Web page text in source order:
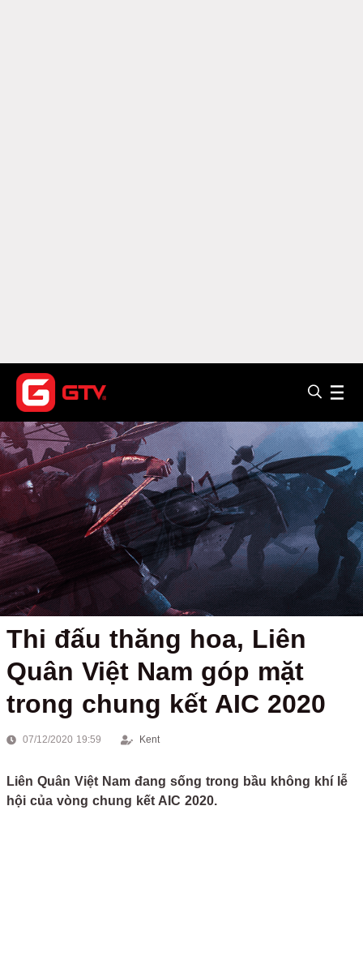
Thi đấu thăng hoa, Liên
Quân Việt Nam góp mặt
trong chung kết AIC 2020
07/12/2020 19:59 Kent
Liên Quân Việt Nam đang sống trong bầu không khí lễ
hội của vòng chung kết AIC 2020.